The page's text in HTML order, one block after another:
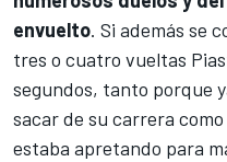
envuelto. Si además se
tres o cuatro vueltas
segundos, tanto porque
sacar de su carrera
estaba apretando para